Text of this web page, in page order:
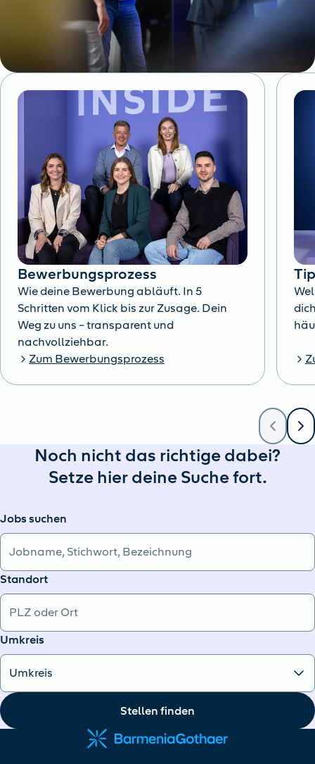
Bewerbungsprozess
Wie deine Bewerbung abläuft. In 5
Schritten vom Klick bis zur Zusage. Dein
Weg zu uns – transparent und
nachvollziehbar.
Zum Bewerbungsprozess
Noch nicht das richtige dabei?
Setze hier deine Suche fort.
Jobs suchen
Standort
Umkreis
Stellen finden